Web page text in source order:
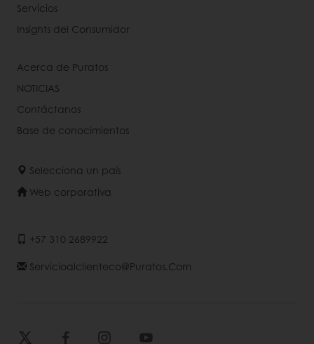
Servicios
Insights del Consumidor
Acerca de Puratos
NOTICIAS
Contáctanos
Base de conocimientos
Selecciona un país
Web corporativa
+57 310 2689922
Servicioalclienteco@puratos.com